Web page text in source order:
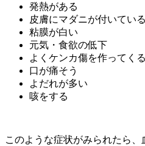
発熱がある
皮膚にマダニが付いている
粘膜が白い
元気・食欲の低下
よくケンカ傷を作ってくる
口が痛そう
よだれが多い
咳をする
このような症状がみられたら